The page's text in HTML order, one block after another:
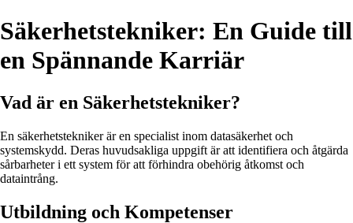
Säkerhetstekniker: En Guide till
en Spännande Karriär
Vad är en Säkerhetstekniker?
En säkerhetstekniker är en specialist inom datasäkerhet och
systemskydd. Deras huvudsakliga uppgift är att identifiera och åtgärda
sårbarheter i ett system för att förhindra obehörig åtkomst och
dataintrång.
Utbildning och Kompetenser